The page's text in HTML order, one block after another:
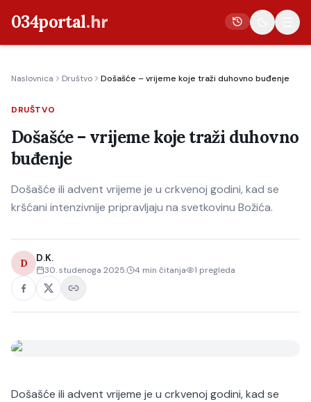
034portal.hr
Crna kronika
Poljoprivreda
Politika
Gospodarstvo
Život
Kultura
Sport
Naslovnica Društvo Došašće – vrijeme koje traži duhovno buđenje
DRUŠTVO
Došašće – vrijeme koje traži duhovno
buđenje
Došašće ili advent vrijeme je u crkvenoj godini, kad se
kršćani intenzivnije pripravljaju na svetkovinu Božića.
D D.K.
30. studenoga 2025. 4 min čitanja 1 pregleda
Došašće ili advent vrijeme je u crkvenoj godini, kad se